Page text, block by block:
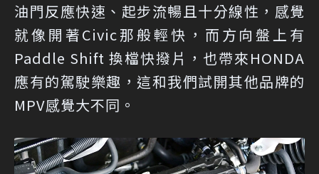
油門反應快速、起步流暢且十分線性，感覺
就像開著Civic那般輕快，而方向盤上有
Paddle Shift 換檔快撥片，也帶來HONDA
應有的駕駛樂趣，這和我們試開其他品牌的
MPV感覺大不同。